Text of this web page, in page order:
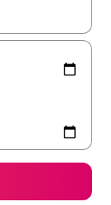
使って移動するか